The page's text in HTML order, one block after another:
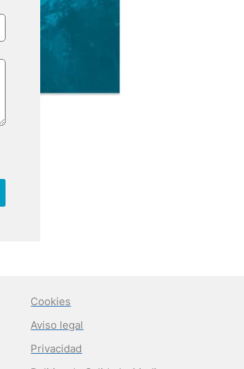
Cookies
Aviso legal
Privacidad